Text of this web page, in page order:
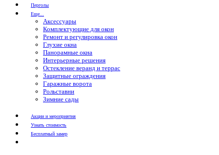
Перголы
Еще...
Аксессуары
Комплектующие для окон
Ремонт и регулировка окон
Глухие окна
Панорамные окна
Интерьерные решения
Остекление веранд и террас
Защитные ограждения
Гаражные ворота
Рольставни
Зимние сады
Акции и мероприятия
Узнать стоимость
Бесплатный замер